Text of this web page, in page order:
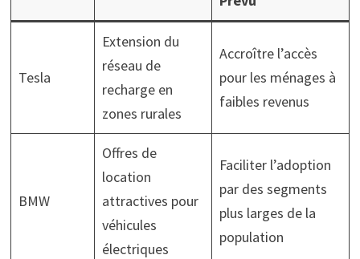
Tesla
Extension du
réseau de
recharge en
zones rurales
Accroître l’accès
pour les ménages à
faibles revenus
BMW
Offres de
location
attractives pour
véhicules
électriques
Faciliter l’adoption
par des segments
plus larges de la
population